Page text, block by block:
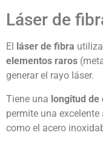
Láser de
El láser de fibra
elementos raros
generar el rayo láser.
Tiene una longitud de
permite una
como el acero